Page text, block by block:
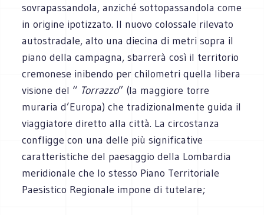
sovrapassandola, anziché sottopassandola come
in origine ipotizzato. Il nuovo colossale rilevato
autostradale, alto una diecina di metri sopra il
piano della campagna, sbarrerà così il territorio
cremonese inibendo per chilometri quella libera
visione del “ Torrazzo” (la maggiore torre
muraria d’Europa) che tradizionalmente guida il
viaggiatore diretto alla città. La circostanza
confligge con una delle più significative
caratteristiche del paesaggio della Lombardia
meridionale che lo stesso Piano Territoriale
Paesistico Regionale impone di tutelare;